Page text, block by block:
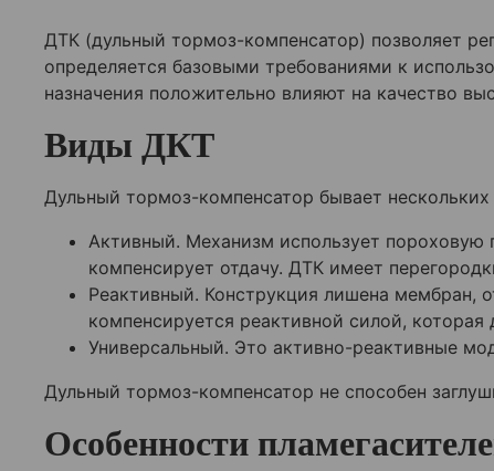
ДТК (дульный тормоз-компенсатор) позволяет
определяется базовыми требованиями к
назначения положительно влияют на качество
Виды ДКТ
Дульный тормоз-компенсатор бывает
Активный. Механизм использует
компенсирует отдачу. ДТК имеет
Реактивный. Конструкция лишена мембран,
компенсируется реактивной силой,
Универсальный. Это активно-реактивные
Дульный тормоз-компенсатор не способен
Особенности